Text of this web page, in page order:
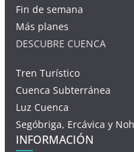
Fin de semana
Más planes
DESCUBRE CUENCA
Tren Turístico
Cuenca Subterránea
Luz Cuenca
Segóbriga, Ercávica y
INFORMACIÓN